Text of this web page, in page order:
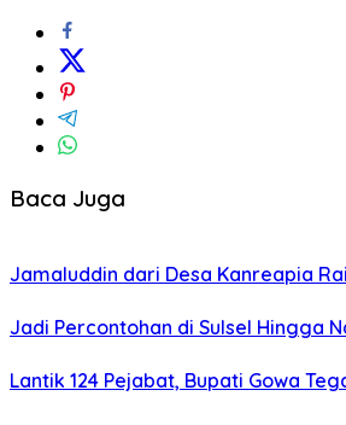
Baca Juga
Jamaluddin dari Desa Kanreapia
Jadi Percontohan di Sulsel Hingga
Lantik 124 Pejabat, Bupati Gowa